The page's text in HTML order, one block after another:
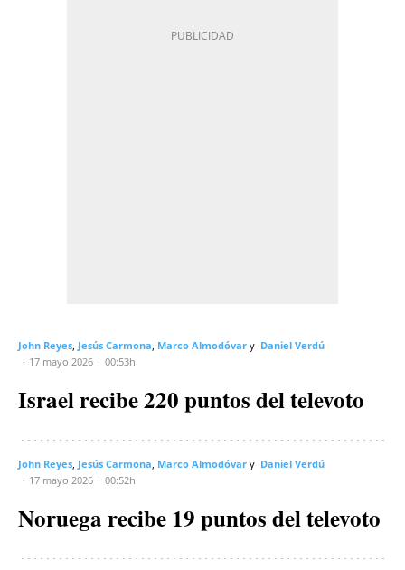
John Reyes Jesús Carmona Marco Almodóvar
Daniel Verdú
17 mayo 2026
00:53h
Israel recibe 220 puntos del televoto
John Reyes Jesús Carmona Marco Almodóvar
Daniel Verdú
17 mayo 2026
00:52h
Noruega recibe 19 puntos del televoto